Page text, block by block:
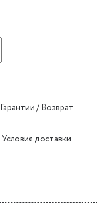
Гарантии / Возврат
Условия доставки